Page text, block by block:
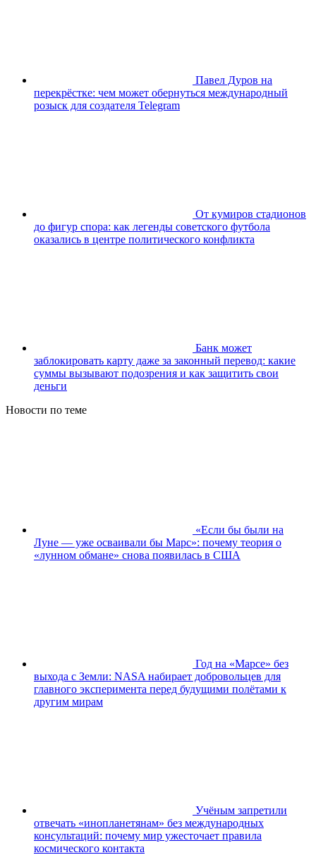
Павел Дуров на
перекрёстке: чем может обернуться международный
розыск для создателя Telegram
От кумиров стадионов
до фигур спора: как легенды советского футбола
оказались в центре политического конфликта
Банк может
заблокировать карту даже за законный перевод: какие
суммы вызывают подозрения и как защитить свои
деньги
Новости по теме
«Если бы были на
Луне — уже осваивали бы Марс»: почему теория о
«лунном обмане» снова появилась в США
Год на «Марсе» без
выхода с Земли: NASA набирает добровольцев для
главного эксперимента перед будущими полётами к
другим мирам
Учёным запретили
отвечать «инопланетянам» без международных
консультаций: почему мир ужесточает правила
космического контакта